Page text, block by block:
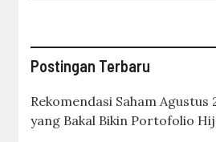
Postingan Terbaru
Rekomendasi Saham Agustus
yang Bakal Bikin Portofolio